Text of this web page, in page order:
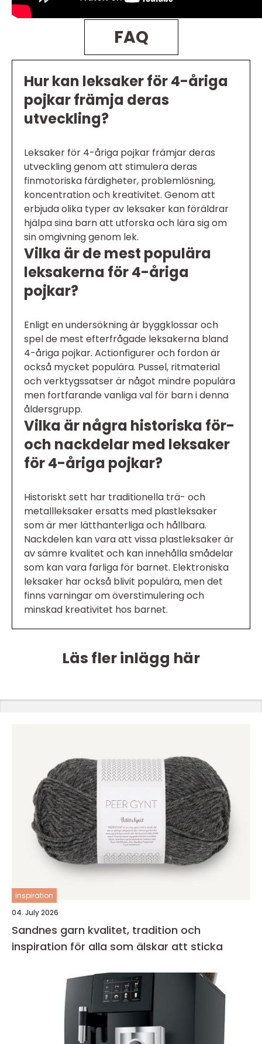
FAQ
Hur kan leksaker för 4-åriga
pojkar främja deras
utveckling?
Leksaker för 4-åriga pojkar främjar deras
utveckling genom att stimulera deras
finmotoriska färdigheter, problemlösning,
koncentration och kreativitet. Genom att
erbjuda olika typer av leksaker kan föräldrar
hjälpa sina barn att utforska och lära sig om
sin omgivning genom lek.
Vilka är de mest populära
leksakerna för 4-åriga
pojkar?
Enligt en undersökning är byggklossar och
spel de mest efterfrågade leksakerna bland
4-åriga pojkar. Actionfigurer och fordon är
också mycket populära. Pussel, ritmaterial
och verktygssatser är något mindre populära
men fortfarande vanliga val för barn i denna
åldersgrupp.
Vilka är några historiska för-
och nackdelar med leksaker
för 4-åriga pojkar?
Historiskt sett har traditionella trä- och
metallleksaker ersatts med plastleksaker
som är mer lätthanterliga och hållbara.
Nackdelen kan vara att vissa plastleksaker är
av sämre kvalitet och kan innehålla smådelar
som kan vara farliga för barnet. Elektroniska
leksaker har också blivit populära, men det
finns varningar om överstimulering och
minskad kreativitet hos barnet.
Läs fler inlägg här
inspiration
04. July 2026
Sandnes garn kvalitet, tradition och
inspiration för alla som älskar att sticka